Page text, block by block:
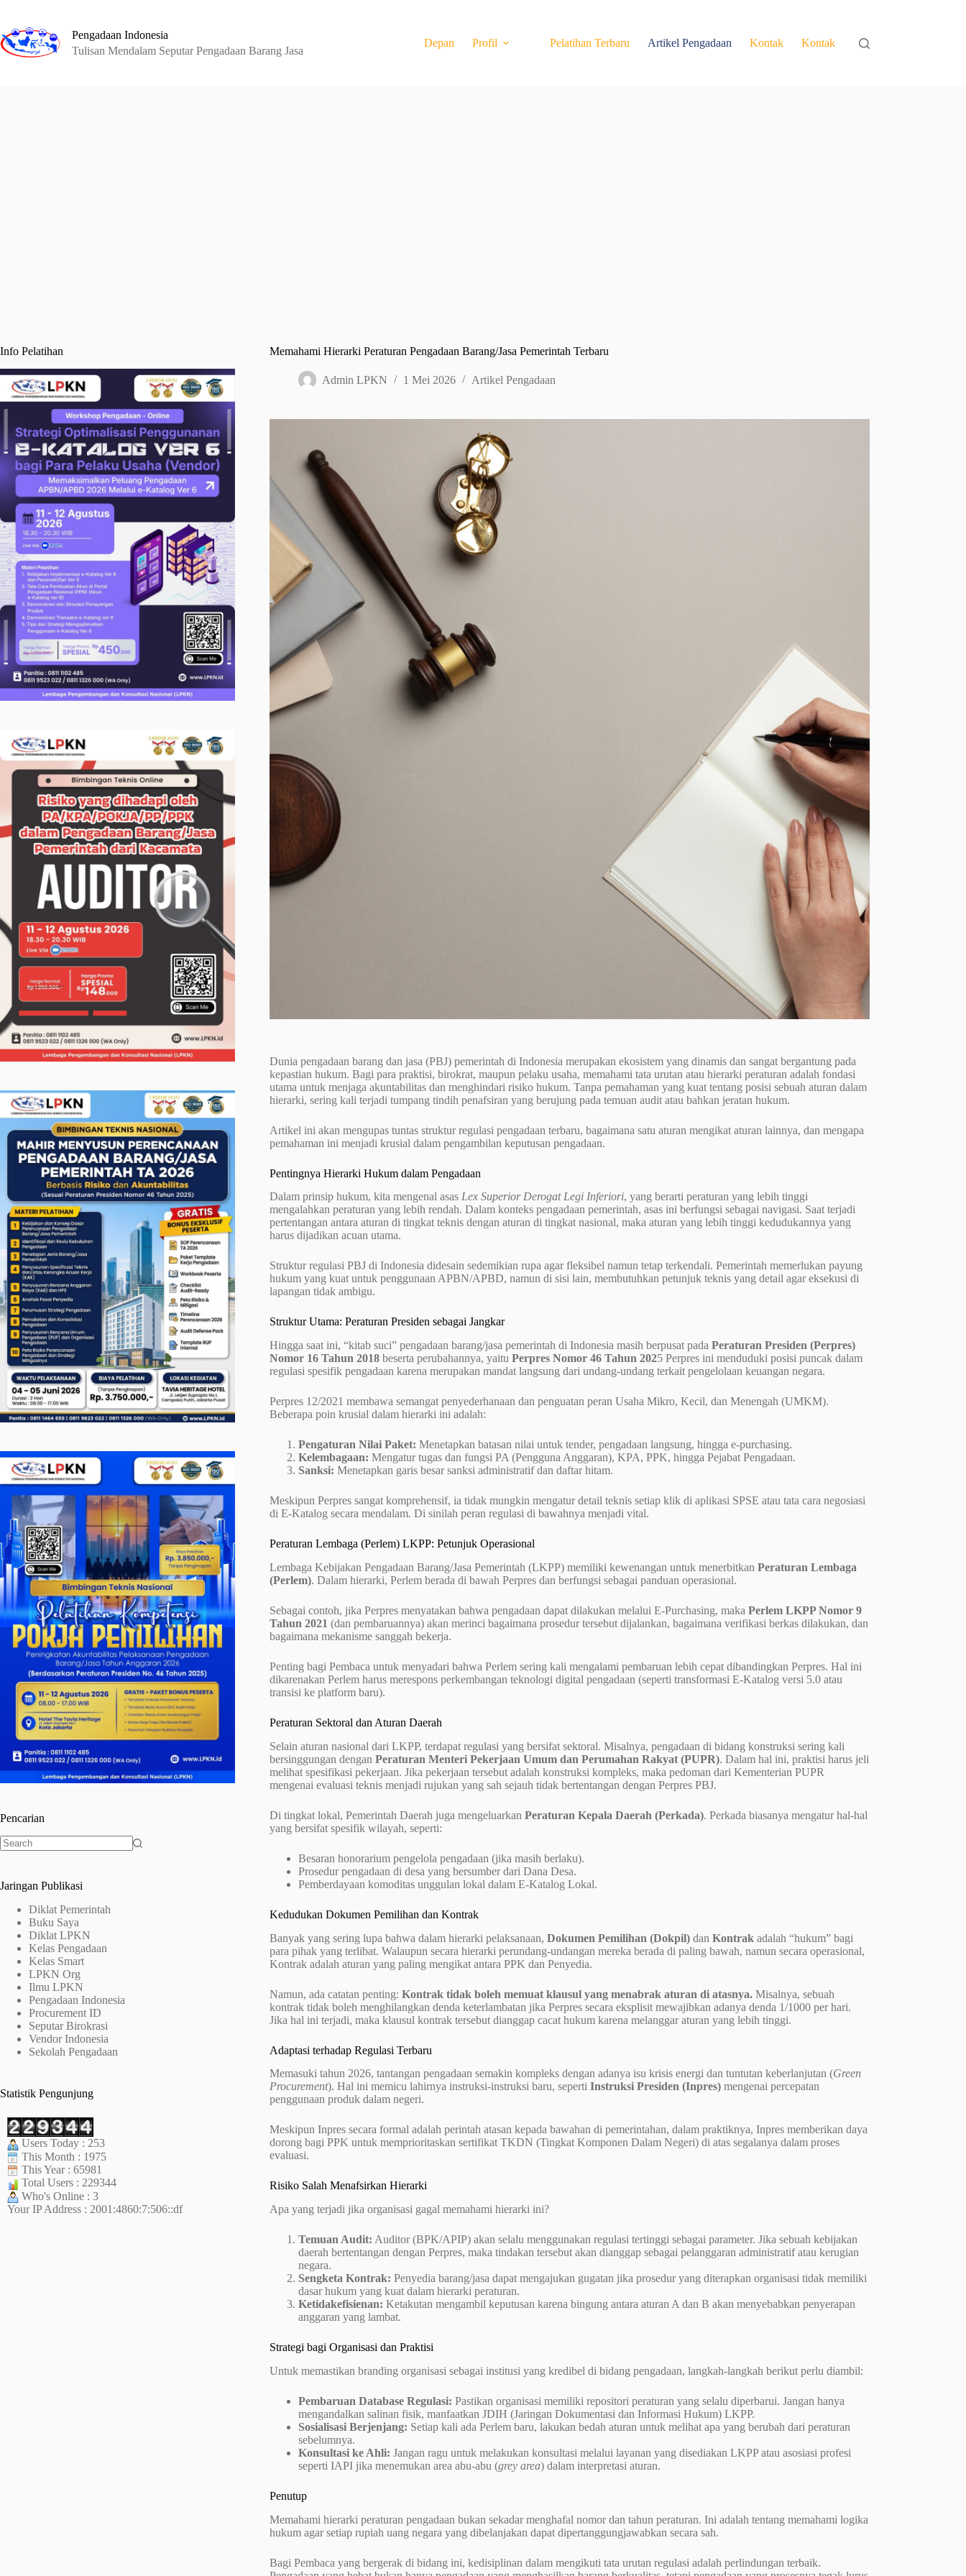
content
Pengadaan Indonesia
Tulisan Mendalam Seputar Pengadaan Barang Jasa
Depan Profil Pelatihan Terbaru Artikel Pengadaan Kontak Kontak
Memahami Hierarki Peraturan Pengadaan Barang/Jasa Pemerintah Terbaru
Admin LPKN 1 Mei 2026 Artikel Pengadaan
Dunia pengadaan barang dan jasa (PBJ) pemerintah di Indonesia merupakan ekosistem yang dinamis dan sangat bergantung pada
kepastian hukum. Bagi para praktisi, birokrat, maupun pelaku usaha, memahami tata urutan atau hierarki peraturan adalah fondasi
utama untuk menjaga akuntabilitas dan menghindari risiko hukum. Tanpa pemahaman yang kuat tentang posisi sebuah aturan dalam
hierarki, sering kali terjadi tumpang tindih penafsiran yang berujung pada temuan audit atau bahkan jeratan hukum.
Artikel ini akan mengupas tuntas struktur regulasi pengadaan terbaru, bagaimana satu aturan mengikat aturan lainnya, dan mengapa
pemahaman ini menjadi krusial dalam pengambilan keputusan pengadaan.
Pentingnya Hierarki Hukum dalam Pengadaan
Dalam prinsip hukum, kita mengenal asas Lex Superior Derogat Legi Inferiori, yang berarti peraturan yang lebih tinggi
mengalahkan peraturan yang lebih rendah. Dalam konteks pengadaan pemerintah, asas ini berfungsi sebagai navigasi. Saat terjadi
pertentangan antara aturan di tingkat teknis dengan aturan di tingkat nasional, maka aturan yang lebih tinggi kedudukannya yang
harus dijadikan acuan utama.
Struktur regulasi PBJ di Indonesia didesain sedemikian rupa agar fleksibel namun tetap terkendali. Pemerintah memerlukan payung
hukum yang kuat untuk penggunaan APBN/APBD, namun di sisi lain, membutuhkan petunjuk teknis yang detail agar eksekusi di
lapangan tidak ambigu.
Struktur Utama: Peraturan Presiden sebagai Jangkar
Hingga saat ini, “kitab suci” pengadaan barang/jasa pemerintah di Indonesia masih berpusat pada Peraturan Presiden (Perpres)
Nomor 16 Tahun 2018beserta perubahannya, yaitu Perpres Nomor 46 Tahun 2025 Perpres ini menduduki posisi puncak dalam
regulasi spesifik pengadaan karena merupakan mandat langsung dari undang-undang terkait pengelolaan keuangan negara.
Perpres 12/2021 membawa semangat penyederhanaan dan penguatan peran Usaha Mikro, Kecil, dan Menengah (UMKM).
Beberapa poin krusial dalam hierarki ini adalah:
Pengaturan Nilai Paket: Menetapkan batasan nilai untuk tender, pengadaan langsung, hingga e-purchasing.
Kelembagaan: Mengatur tugas dan fungsi PA (Pengguna Anggaran), KPA, PPK, hingga Pejabat Pengadaan.
Sanksi: Menetapkan garis besar sanksi administratif dan daftar hitam.
Meskipun Perpres sangat komprehensif, ia tidak mungkin mengatur detail teknis setiap klik di aplikasi SPSE atau tata cara negosiasi
di E-Katalog secara mendalam. Di sinilah peran regulasi di bawahnya menjadi vital.
Peraturan Lembaga (Perlem) LKPP: Petunjuk Operasional
Lembaga Kebijakan Pengadaan Barang/Jasa Pemerintah (LKPP) memiliki kewenangan untuk menerbitkan Peraturan Lembaga
(Perlem). Dalam hierarki, Perlem berada di bawah Perpres dan berfungsi sebagai panduan operasional.
Sebagai contoh, jika Perpres menyatakan bahwa pengadaan dapat dilakukan melalui E-Purchasing, maka Perlem LKPP Nomor 9
Tahun 2021 (dan pembaruannya) akan merinci bagaimana prosedur tersebut dijalankan, bagaimana verifikasi berkas dilakukan, dan
bagaimana mekanisme sanggah bekerja.
Penting bagi Pembaca untuk menyadari bahwa Perlem sering kali mengalami pembaruan lebih cepat dibandingkan Perpres. Hal ini
dikarenakan Perlem harus merespons perkembangan teknologi digital pengadaan (seperti transformasi E-Katalog versi 5.0 atau
transisi ke platform baru).
Peraturan Sektoral dan Aturan Daerah
Selain aturan nasional dari LKPP, terdapat regulasi yang bersifat sektoral. Misalnya, pengadaan di bidang konstruksi sering kali
bersinggungan dengan Peraturan Menteri Pekerjaan Umum dan Perumahan Rakyat (PUPR). Dalam hal ini, praktisi harus jeli
melihat spesifikasi pekerjaan. Jika pekerjaan tersebut adalah konstruksi kompleks, maka pedoman dari Kementerian PUPR
mengenai evaluasi teknis menjadi rujukan yang sah sejauh tidak bertentangan dengan Perpres PBJ.
Di tingkat lokal, Pemerintah Daerah juga mengeluarkan Peraturan Kepala Daerah (Perkada). Perkada biasanya mengatur hal-hal
yang bersifat spesifik wilayah, seperti:
Besaran honorarium pengelola pengadaan (jika masih berlaku).
Prosedur pengadaan di desa yang bersumber dari Dana Desa.
Pemberdayaan komoditas unggulan lokal dalam E-Katalog Lokal.
Kedudukan Dokumen Pemilihan dan Kontrak
Banyak yang sering lupa bahwa dalam hierarki pelaksanaan, Dokumen Pemilihan (Dokpil)dan Kontrak adalah “hukum” bagi
para pihak yang terlibat. Walaupun secara hierarki perundang-undangan mereka berada di paling bawah, namun secara operasional,
Kontrak adalah aturan yang paling mengikat antara PPK dan Penyedia.
Namun, ada catatan penting: Kontrak tidak boleh memuat klausul yang menabrak aturan di atasnya.Misalnya, sebuah
kontrak tidak boleh menghilangkan denda keterlambatan jika Perpres secara eksplisit mewajibkan adanya denda 1/1000 per hari.
Jika hal ini terjadi, maka klausul kontrak tersebut dianggap cacat hukum karena melanggar aturan yang lebih tinggi.
Adaptasi terhadap Regulasi Terbaru
Memasuki tahun 2026, tantangan pengadaan semakin kompleks dengan adanya isu krisis energi dan tuntutan keberlanjutan (Green
Procurement). Hal ini memicu lahirnya instruksi-instruksi baru, seperti Instruksi Presiden (Inpres)mengenai percepatan
penggunaan produk dalam negeri.
Meskipun Inpres secara formal adalah perintah atasan kepada bawahan di pemerintahan, dalam praktiknya, Inpres memberikan daya
dorong bagi PPK untuk memprioritaskan sertifikat TKDN (Tingkat Komponen Dalam Negeri) di atas segalanya dalam proses
evaluasi.
Risiko Salah Menafsirkan Hierarki
Apa yang terjadi jika organisasi gagal memahami hierarki ini?
Temuan Audit: Auditor (BPK/APIP) akan selalu menggunakan regulasi tertinggi sebagai parameter. Jika sebuah kebijakan
daerah bertentangan dengan Perpres, maka tindakan tersebut akan dianggap sebagai pelanggaran administratif atau kerugian
negara.
Sengketa Kontrak: Penyedia barang/jasa dapat mengajukan gugatan jika prosedur yang diterapkan organisasi tidak memiliki
dasar hukum yang kuat dalam hierarki peraturan.
Ketidakefisienan: Ketakutan mengambil keputusan karena bingung antara aturan A dan B akan menyebabkan penyerapan
anggaran yang lambat.
Strategi bagi Organisasi dan Praktisi
Untuk memastikan branding organisasi sebagai institusi yang kredibel di bidang pengadaan, langkah-langkah berikut perlu diambil:
Pembaruan Database Regulasi: Pastikan organisasi memiliki repositori peraturan yang selalu diperbarui. Jangan hanya
mengandalkan salinan fisik, manfaatkan JDIH (Jaringan Dokumentasi dan Informasi Hukum) LKPP.
Sosialisasi Berjenjang: Setiap kali ada Perlem baru, lakukan bedah aturan untuk melihat apa yang berubah dari peraturan
sebelumnya.
Konsultasi ke Ahli: Jangan ragu untuk melakukan konsultasi melalui layanan yang disediakan LKPP atau asosiasi profesi
seperti IAPI jika menemukan area abu-abu (grey area) dalam interpretasi aturan.
Penutup
Memahami hierarki peraturan pengadaan bukan sekadar menghafal nomor dan tahun peraturan. Ini adalah tentang memahami logika
hukum agar setiap rupiah uang negara yang dibelanjakan dapat dipertanggungjawabkan secara sah.
Bagi Pembaca yang bergerak di bidang ini, kedisiplinan dalam mengikuti tata urutan regulasi adalah perlindungan terbaik.
Info Pelatihan
Pencarian
Jaringan Publikasi
Diklat Pemerintah
Buku Saya
Diklat LPKN
Kelas Pengadaan
Kelas Smart
LPKN Org
Ilmu LPKN
Pengadaan Indonesia
Procurement ID
Seputar Birokrasi
Vendor Indonesia
Sekolah Pengadaan
Statistik Pengunjung
Users Today : 253
This Month : 1975
This Year : 65981
Total Users : 229344
Who's Online : 3
Your IP Address : 2001:4860:7:506::df